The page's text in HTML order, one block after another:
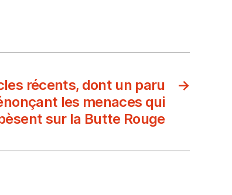
→
récents, dont un paru
les menaces qui
sur la Butte Rouge